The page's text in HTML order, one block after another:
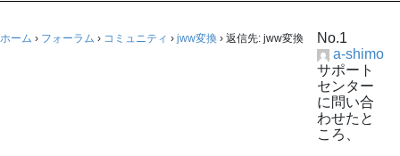
ホーム › フォーラム › コミュニティ › jww変換 › 返信先: jww変換
No.1
a-shimo
サポート
センター
に問い合
わせたと
ころ、